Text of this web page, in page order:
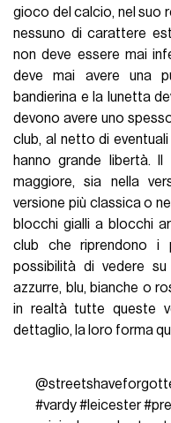
gioco del calcio, nel suo
nessuno di carattere
non deve essere mai
deve mai avere una
bandierina e la lunetta
devono avere uno
club, al netto di
hanno grande libertà. Il
maggiore, sia nella
versione più classica o
blocchi gialli a blocchi
club che riprendono i
possibilità di vedere
azzurre, blu, bianche o
in realtà tutte queste
dettaglio, la loro forma
#vardy#leicester